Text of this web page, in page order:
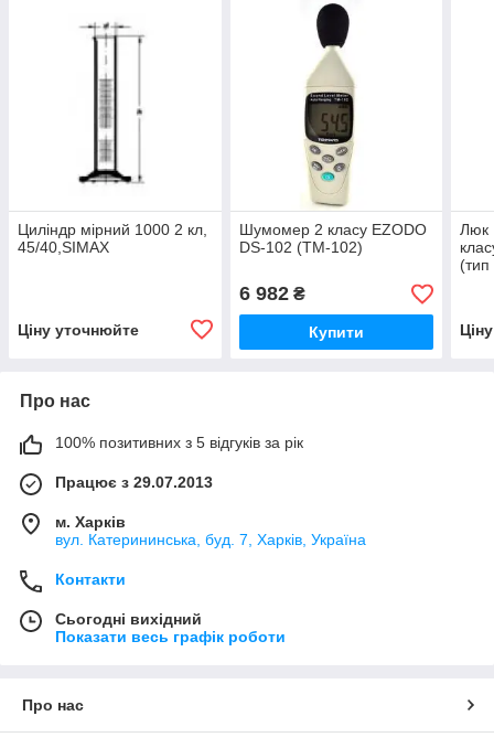
Циліндр мірний 1000 2 кл,
45/40,SIMAX
Ціну уточнюйте
Шумомер 2 класу EZODO
DS-102 (ТМ-102)
6 982₴
Купити
Люк
(тип
Про нас
100% позитивних з 5 відгуків за рік
Працює з 29.07.2013
м. Харків
вул. Катерининська, буд. 7, Харків, Україна
Контакти
Сьогодні вихідний
Показати весь графік роботи
Про нас